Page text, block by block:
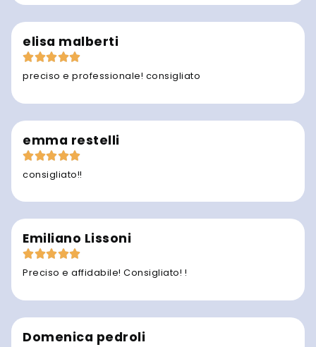
elisa malberti
preciso e professionale! consigliato
emma restelli
consigliato!!
Emiliano Lissoni
Preciso e affidabile! Consigliato! !
Domenica pedroli